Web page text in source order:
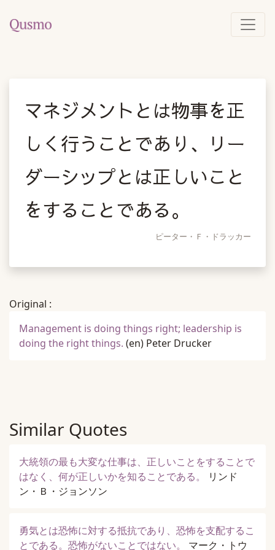
マネジメントとは物事を正
しく行うことであり、リー
ダーシップとは正しいこと
をすることである。
ピーター・Ｆ・ドラッカー
Original :
Management is doing things right; leadership is
doing the right things. (en) Peter Drucker
Similar Quotes
大統領の最も大変な仕事は、正しいことをすることで
はなく、何が正しいかを知ることである。
リンド
ン・Ｂ・ジョンソン
勇気とは恐怖に対する抵抗であり、恐怖を支配するこ
とである。恐怖がないことではない。
マーク・トウ